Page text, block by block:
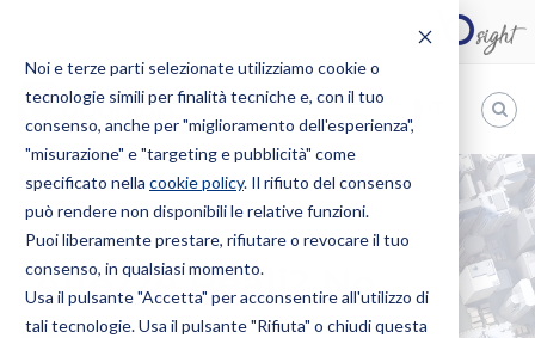
Noi e terze parti selezionate utilizziamo cookie o
tecnologie simili per finalità tecniche e, con il tuo
consenso, anche per "miglioramento dell'esperienza",
"misurazione" e "targeting e pubblicità" come
specificato nella cookie policy. Il rifiuto del consenso
può rendere non disponibili le relative funzioni.
Puoi liberamente prestare, rifiutare o revocare il tuo
consenso, in qualsiasi momento.
Usa il pulsante "Accetta" per acconsentire all'utilizzo di
tali tecnologie. Usa il pulsante "Rifiuta" o chiudi questa
Bugnion
The
way
HOME NEWS “ALTEZZE REALI? NO GRAZIE…”
“Altezze Reali? No